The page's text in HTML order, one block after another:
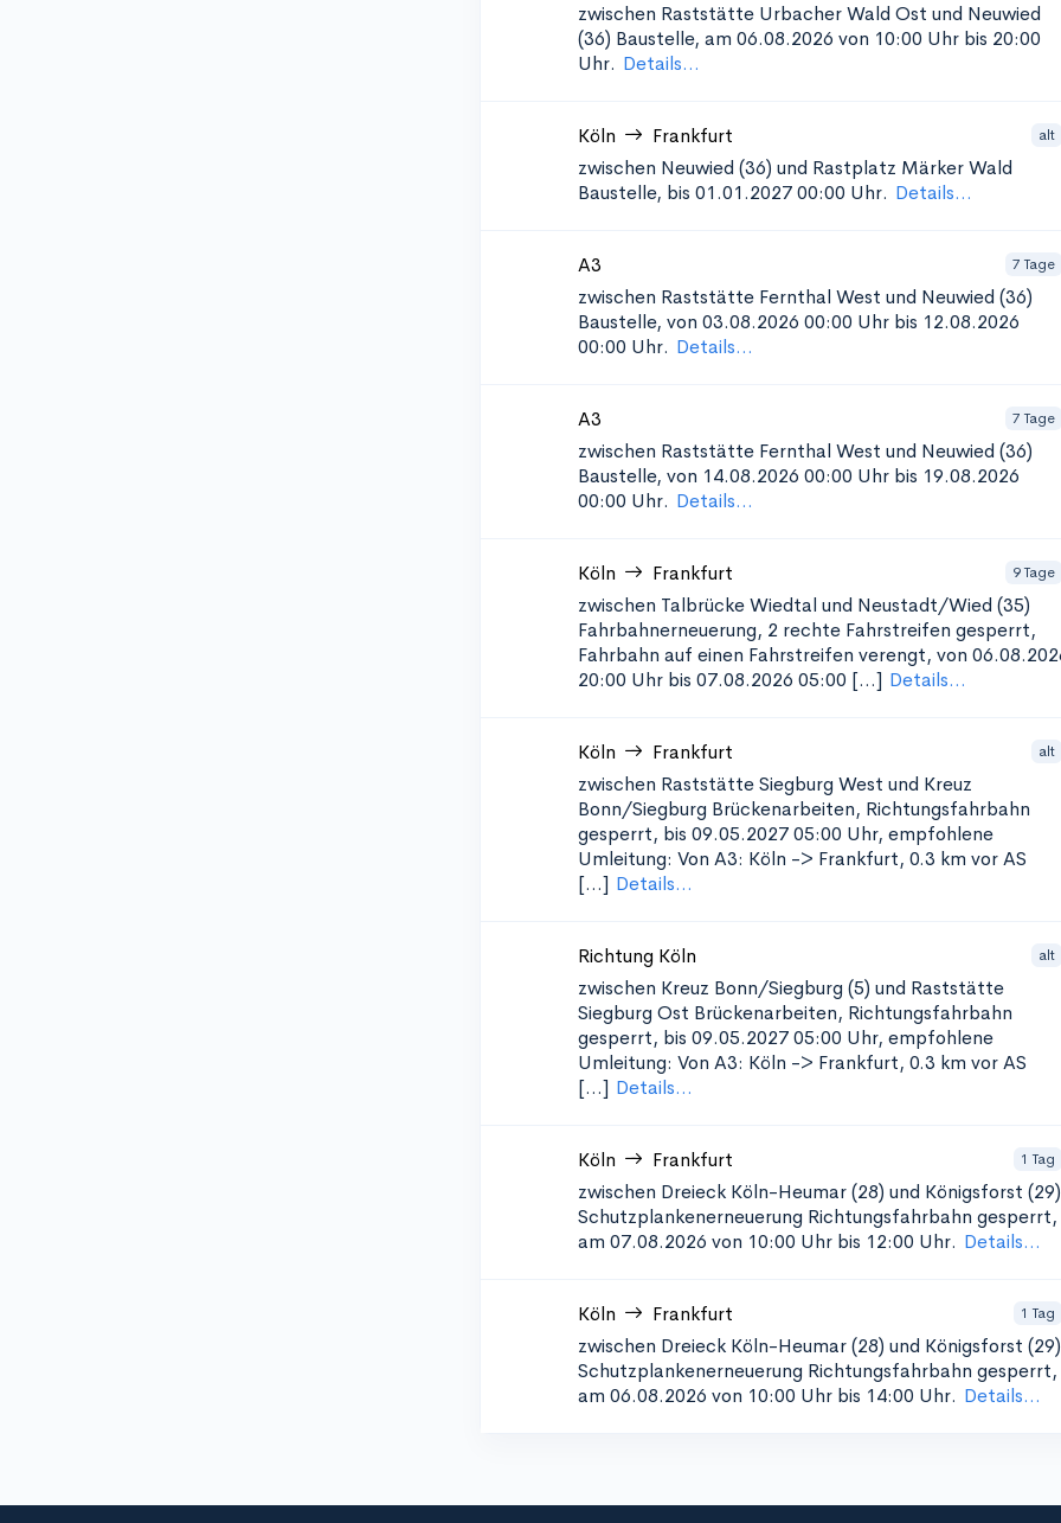
zwischen Raststätte Urbacher Wald Ost und Neuwied
(36) Baustelle, am 06.08.2026 von 10:00 Uhr bis 20:00
Uhr. Details...
Köln Frankfurt alt
zwischen Neuwied (36) und Rastplatz Märker Wald
Baustelle, bis 01.01.2027 00:00 Uhr. Details...
A3 7 Tage
zwischen Raststätte Fernthal West und Neuwied (36)
Baustelle, von 03.08.2026 00:00 Uhr bis 12.08.2026
00:00 Uhr. Details...
A3 7 Tage
zwischen Raststätte Fernthal West und Neuwied (36)
Baustelle, von 14.08.2026 00:00 Uhr bis 19.08.2026
00:00 Uhr. Details...
Köln Frankfurt 9 Tage
zwischen Talbrücke Wiedtal und Neustadt/Wied (35)
Fahrbahnerneuerung, 2 rechte Fahrstreifen gesperrt,
Fahrbahn auf einen Fahrstreifen verengt, von
20:00 Uhr bis 07.08.2026 05:00 [...] Details...
Köln Frankfurt alt
zwischen Raststätte Siegburg West und Kreuz
Bonn/Siegburg Brückenarbeiten, Richtungsfahrbahn
gesperrt, bis 09.05.2027 05:00 Uhr, empfohlene
Umleitung: Von A3: Köln -> Frankfurt, 0.3 km vor AS
[...] Details...
Richtung Köln alt
zwischen Kreuz Bonn/Siegburg (5) und Raststätte
Siegburg Ost Brückenarbeiten, Richtungsfahrbahn
gesperrt, bis 09.05.2027 05:00 Uhr, empfohlene
Umleitung: Von A3: Köln -> Frankfurt, 0.3 km vor AS
[...] Details...
Köln Frankfurt 1 Tag
zwischen Dreieck Köln-Heumar (28) und Königsforst (29)
Schutzplankenerneuerung Richtungsfahrbahn gesperrt,
am 07.08.2026 von 10:00 Uhr bis 12:00 Uhr. Details...
Köln Frankfurt 1 Tag
zwischen Dreieck Köln-Heumar (28) und Königsforst (29)
Schutzplankenerneuerung Richtungsfahrbahn gesperrt,
am 06.08.2026 von 10:00 Uhr bis 14:00 Uhr. Details...